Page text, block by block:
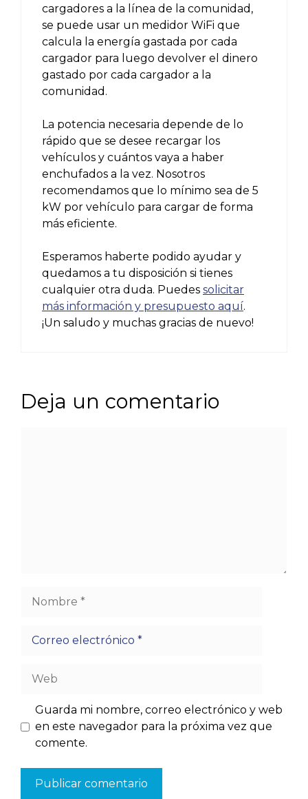
cargadores a la línea de la comunidad,
se puede usar un medidor WiFi que
calcula la energía gastada por cada
cargador para luego devolver el dinero
gastado por cada cargador a la
comunidad.
La potencia necesaria depende de lo
rápido que se desee recargar los
vehículos y cuántos vaya a haber
enchufados a la vez. Nosotros
recomendamos que lo mínimo sea de 5
kW por vehículo para cargar de forma
más eficiente.
Esperamos haberte podido ayudar y
quedamos a tu disposición si tienes
cualquier otra duda. Puedes solicitar
más información y presupuesto aquí.
¡Un saludo y muchas gracias de nuevo!
Deja un comentario
Nombre
Guarda mi nombre, correo electrónico y web
en este navegador para la próxima vez que
comente.